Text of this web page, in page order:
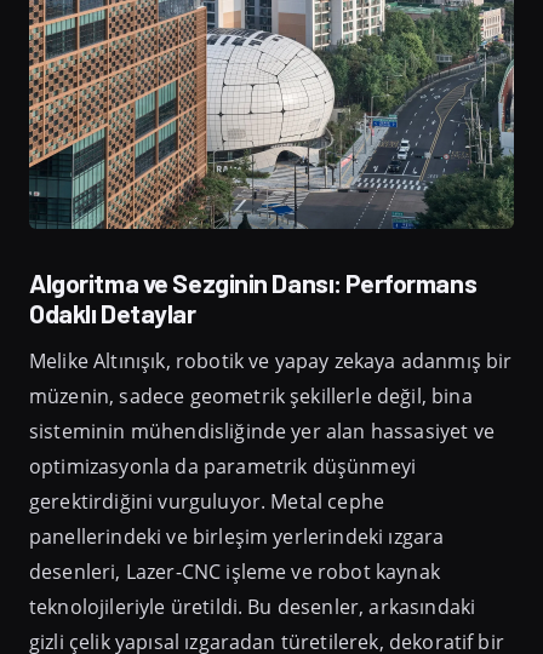
Algoritma ve Sezginin Dansı: Performans
Odaklı Detaylar
Melike Altınışık, robotik ve yapay zekaya adanmış bir
müzenin, sadece geometrik şekillerle değil, bina
sisteminin mühendisliğinde yer alan hassasiyet ve
optimizasyonla da parametrik düşünmeyi
gerektirdiğini vurguluyor. Metal cephe
panellerindeki ve birleşim yerlerindeki ızgara
desenleri, Lazer-CNC işleme ve robot kaynak
teknolojileriyle üretildi. Bu desenler, arkasındaki
gizli çelik yapısal ızgaradan türetilerek, dekoratif bir